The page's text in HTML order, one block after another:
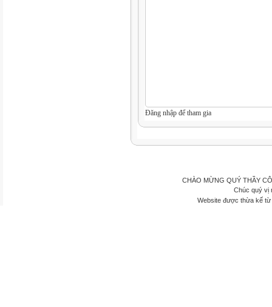
Đăng nhập để tham gia
CHÀO MỪNG QUÝ THẦY
Chúc quý vị
Website được thừa kế từ